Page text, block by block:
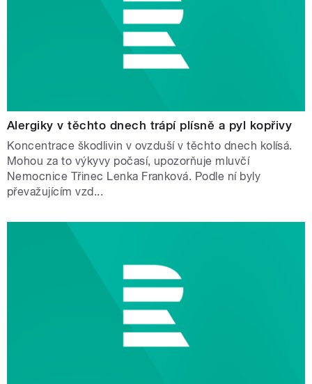
Alergiky v těchto dnech trápí plísně a pyl kopřivy
Koncentrace škodlivin v ovzduší v těchto dnech kolísá.
Mohou za to výkyvy počasí, upozorňuje mluvčí
Nemocnice Třinec Lenka Franková. Podle ní byly
převažujícím vzd...